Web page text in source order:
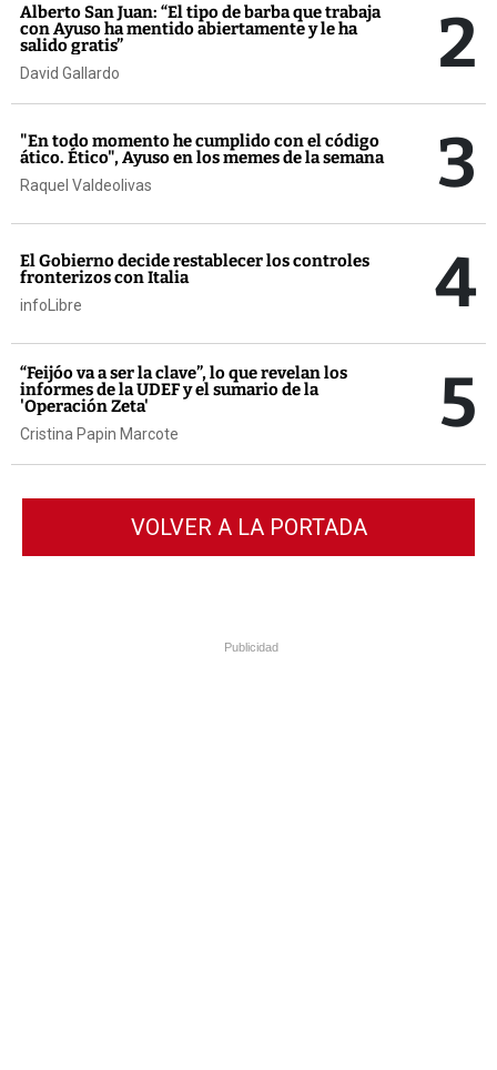
Alberto San Juan: “El tipo de barba que trabaja
con Ayuso ha mentido abiertamente y le ha
salido gratis”
David Gallardo 2
"En todo momento he cumplido con el código
ático. Ético", Ayuso en los memes de la semana
Raquel Valdeolivas 3
El Gobierno decide restablecer los controles
fronterizos con Italia
infoLibre 4
“Feijóo va a ser la clave”, lo que revelan los
informes de la UDEF y el sumario de la
'Operación Zeta'
Cristina Papin Marcote 5
VOLVER A LA PORTADA
Publicidad